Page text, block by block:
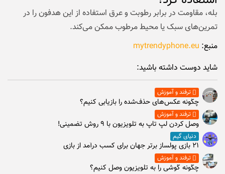
بله، مقاومت در برابر رطوبت و عرق استفاده از این هدفون را در
تمرین‌های سبک یا محیط مرطوب ممکن می‌کند.
منبع: mytrendyphone.eu
شاید دوست داشته باشید:
ترفند و آموزش
چگونه عکس‌های حذف‌شده را بازیابی کنیم؟
ترفند و آموزش
وصل كردن لپ تاپ به تلويزيون با ۹ روش تضمینی!
دنیای گیم
۲۱ بازی پولساز برتر جهان برای کسب درآمد از بازی
ترفند و آموزش
چگونه گوشی را به تلویزیون وصل کنیم؟